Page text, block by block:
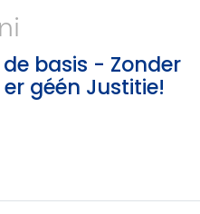
basis - Zonder
géén Justitie!